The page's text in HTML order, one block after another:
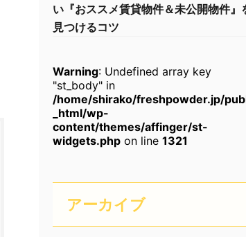
い『おススメ賃貸物件＆未公開物件』
見つけるコツ
Warning: Undefined array key
"st_body" in
/home/shirako/freshpowder.jp/
_html/wp-
content/themes/affinger/st-
widgets.php on line 1321
アーカイブ